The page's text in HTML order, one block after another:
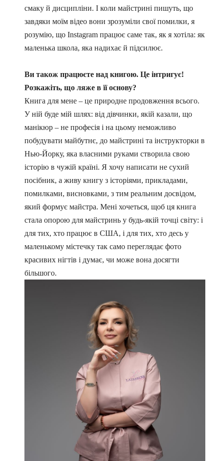
смаку й дисципліни. І коли майстрині пишуть, що
завдяки моїм відео вони зрозуміли свої помилки, я
розумію, що Instagram працює саме так, як я хотіла: як
маленька школа, яка надихає й підсилює.
Ви також працюєте над книгою. Це інтригує!
Розкажіть, що ляже в її основу?
Книга для мене – це природне продовження всього.
У ній буде мій шлях: від дівчинки, якій казали, що
манікюр – не професія і на цьому неможливо
побудувати майбутнє, до майстрині та інструкторки в
Нью-Йорку, яка власними руками створила свою
історію в чужій країні. Я хочу написати не сухий
посібник, а живу книгу з історіями, прикладами,
помилками, висновками, з тим реальним досвідом,
який формує майстра. Мені хочеться, щоб ця книга
стала опорою для майстринь у будь-якій точці світу: і
для тих, хто працює в США, і для тих, хто десь у
маленькому містечку так само переглядає фото
красивих нігтів і думає, чи може вона досягти
більшого.